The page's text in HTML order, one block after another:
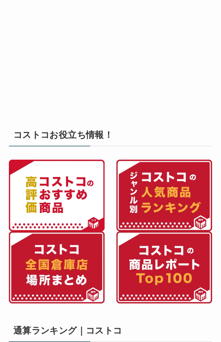
コストコお役立ち情報！
通算ランキング｜コストコ